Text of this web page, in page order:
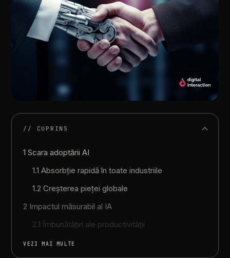
// CUPRINS
1 Scara adoptării AI
1.1 Absorbție rapidă în toate industriile
1.2 Creșterea pieței globale
2 Impactul măsurabil al IA
2.1 Îmbunătățiri ale productivității
VEZI MAI MULTE